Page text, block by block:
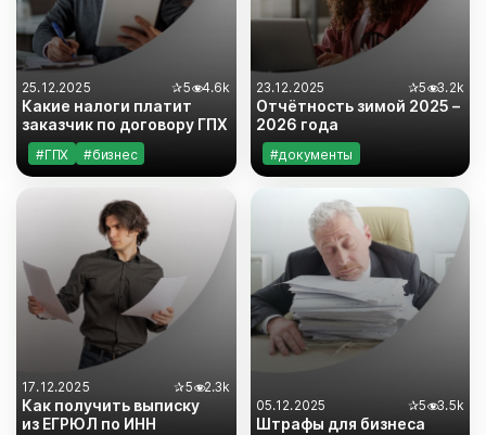
25.12.2025 ✰5 4.6k
Какие налоги платит
заказчик по договору ГПХ
#ГПХ
#бизнес
#документы
#законодательство
#инструкции
23.12.2025 ✰5 3.2k
Отчётность зимой 2025 –
2026 года
#документы
#инструкции
#законодательство
17.12.2025 ✰5 2.3k
Как получить выписку
из ЕГРЮЛ по ИНН
05.12.2025 ✰5 3.5k
Штрафы для бизнеса